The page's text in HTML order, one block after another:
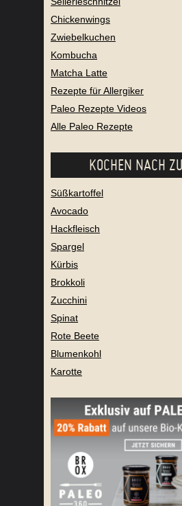
Chickenwings
Zwiebelkuchen
Kombucha
Matcha Latte
Rezepte für Allergiker
Paleo Rezepte Videos
Alle Paleo Rezepte
KOCHEN NACH
Süßkartoffel
Avocado
Hackfleisch
Spargel
Kürbis
Brokkoli
Zucchini
Spinat
Rote Beete
Blumenkohl
Karotte